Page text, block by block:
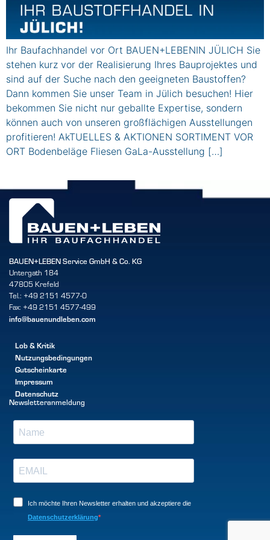
Ihr Baufachhandel vor Ort BAUEN+LEBENIN JÜLICH Sie
stehen kurz vor der Realisierung Ihres Bauprojektes und
sind auf der Suche nach den geeigneten Baustoffen?
Dann kommen Sie unser Team in Jülich besuchen! Hier
bekommen Sie nicht nur geballte Expertise, sondern
können auch von unseren großflächigen Ausstellungen
profitieren! AkTUELLES & AKTIONEN SORTIMENT VOR
ORT Bodenbeläge Fliesen GaLa-Ausstellung […]
BAUEN+LEBEN Service GmbH & Co. KG
Untergath 184
47805 Krefeld
Tel.: +49 2151 4577-0
Fax: +49 2151 4577-499
info@bauenundleben.com
Lob & Kritik
Nutzungsbedingungen
Gutscheinkarte
Impressum
Datenschutz
Newsletteranmeldung
Ich möchte Ihren Newsletter erhalten und akzeptiere die
Datenschutzerklärung